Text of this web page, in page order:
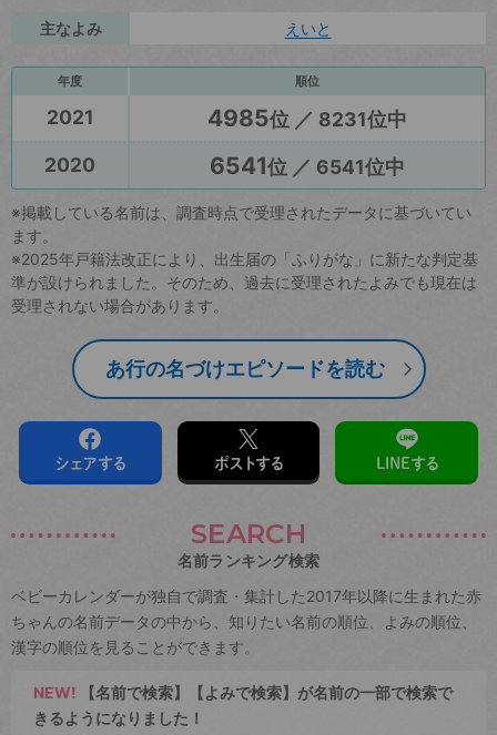
主なよみ えいと
年度 順位
2021 4985位 ／ 8231位中
2020
6541位 ／ 6541位中
※掲載している名前は、調査時点で受理されたデータに基づいてい
ます。
※2025年戸籍法改正により、出生届の「ふりがな」に新たな判定基
準が設けられました。そのため、過去に受理されたよみでも現在は
受理されない場合があります。
あ行の名づけエピソードを読む
シェアする ポストする LINEする
SEARCH
名前ランキング検索
ベビーカレンダーが独自で調査・集計した2017年以降に生まれた赤
ちゃんの名前データの中から、知りたい名前の順位、よみの順位、
漢字の順位を見ることができます。
NEW! 【名前で検索】【よみで検索】が名前の一部で検索で
きるようになりました！